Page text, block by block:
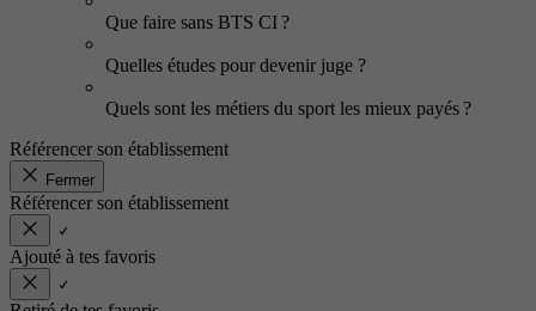
Que faire sans BTS CI ?
Quelles études pour devenir juge ?
Quels sont les métiers du sport les mieux payés ?
Référencer son établissement
Fermer
Référencer son établissement
Ajouté à tes favoris